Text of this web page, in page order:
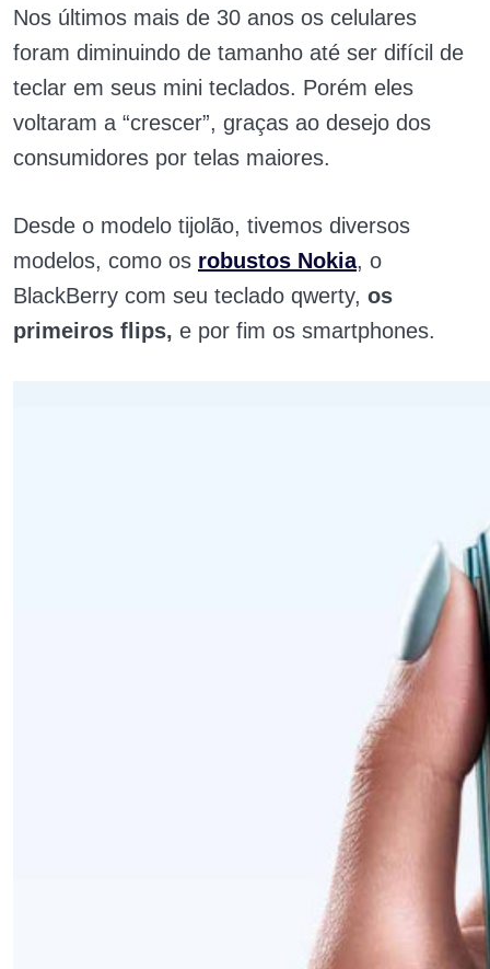
Nos últimos mais de 30 anos os celulares
foram diminuindo de tamanho até ser difícil de
teclar em seus mini teclados. Porém eles
voltaram a “crescer”, graças ao desejo dos
consumidores por telas maiores.
Desde o modelo tijolão, tivemos diversos
modelos, como os robustos Nokia, o
BlackBerry com seu teclado qwerty, os
primeiros flips, e por fim os smartphones.